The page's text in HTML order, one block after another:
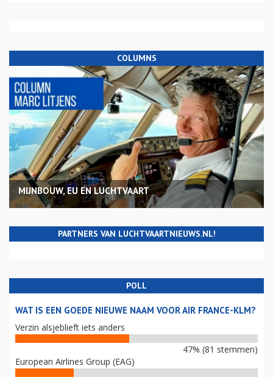
COLUMNS
MIJNBOUW, EU EN LUCHTVAART
PARTNERS VAN LUCHTVAARTNIEUWS.NL!
POLL
WAT IS EEN GOEDE NIEUWE NAAM VOOR AIR FRANCE-KLM?
Verzin alsjeblieft iets anders
47% (81 stemmen)
European Airlines Group (EAG)